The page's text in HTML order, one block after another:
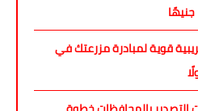
قوية لمبادرة مزرعتك في